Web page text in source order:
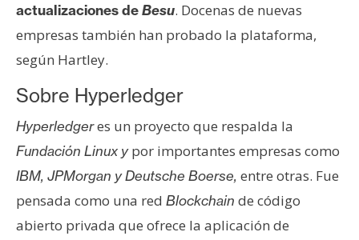
actualizaciones deBesu. Docenas de nuevas
empresas también han probado la plataforma,
según Hartley.
Sobre Hyperledger
Hyperledgeres un proyecto que respalda la
Fundación Linux ypor importantes empresas como
IBM, JPMorgan y Deutsche Boerse, entre otras. Fue
pensada como una red Blockchain de código
abierto privada que ofrece la aplicación de